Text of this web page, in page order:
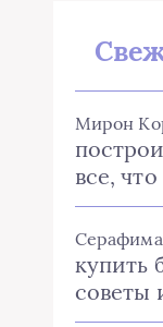
Мирон
все,
Серафима
купить
советы